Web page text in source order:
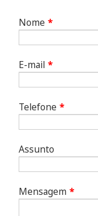
Nome *
E-mail *
Telefone *
Assunto
Mensagem *